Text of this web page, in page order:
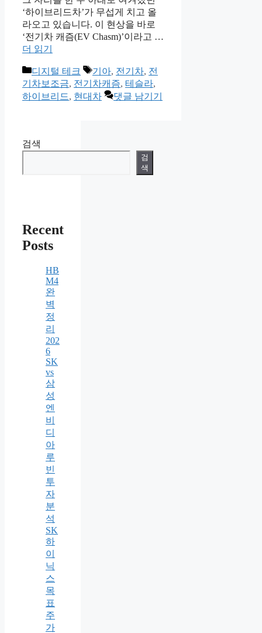
‘하이브리드차’가 무섭게 치고 올
라오고 있습니다. 이 현상을 바로
‘전기차 캐즘(EV Chasm)’이라고 …
더 읽기
카
테
고
디지털 테크
태
그
기아, 전기차, 전
기차보조금, 전기차캐즘, 테슬라,
하이브리드, 현대차 댓글 남기기
검색
검
색
Recent
Posts
HB
M4
완
벽
정
리
202
6
SK
vs
삼
성
엔
비
디
아
루
빈
투
자
분
석
SK
하
이
닉
스
목
표
주
가